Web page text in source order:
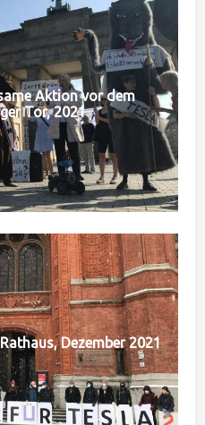
Aktion vor dem
Tor, 2021
Dezember 2021